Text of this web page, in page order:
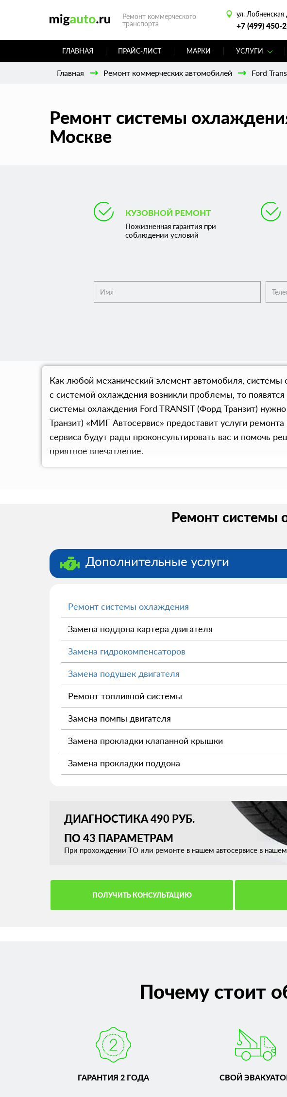
Ремонт коммерческого
транспорта
ул. Лобненская
+7 (499) 450-
ГЛАВНАЯ ПРАЙС-ЛИСТ МАРКИ УСЛУГИ
Главная Ремонт коммерческих автомобилей Ford
Ремонт системы
Москве
КУЗОВНОЙ РЕМОНТ
Пожизненная гарантия при
соблюдении условий
Как любой механический элемент автомобиля,
с системой охлаждения возникли проблемы, то
системы охлаждения Ford TRANSIT (Форд Транзит)
Транзит) «МИГ Автосервис» предоставит услуги
сервиса будут рады проконсультировать вас и
приятное впечатление.
Ремонт системы
Дополнительные услуги
Ремонт системы охлаждения
Замена поддона картера двигателя
Замена гидрокомпенсаторов
Замена подушек двигателя
Ремонт топливной системы
Замена помпы двигателя
Замена прокладки клапанной крышки
Замена прокладки поддона
ДИАГНОСТИКА 490 РУБ.
ПО 43 ПАРАМЕТРАМ
При прохождении ТО или ремонте в нашем автосервисе в нашем
ПОЛУЧИТЬ КОНСУЛЬТАЦИЮ
Почему стоит
ГАРАНТИЯ 2 ГОДА СВОЙ